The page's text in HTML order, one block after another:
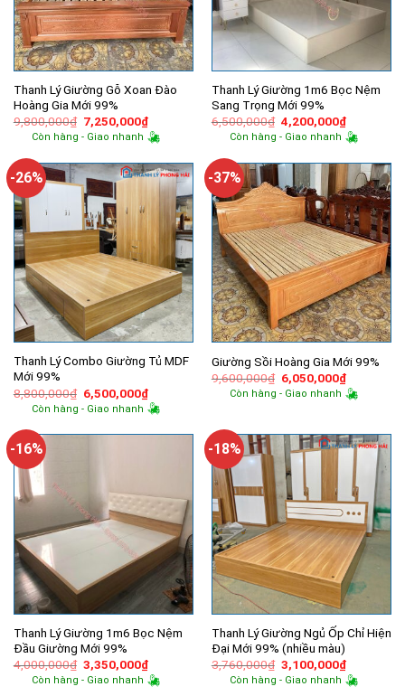
Thanh Lý Giường Gỗ Xoan Đào
Hoàng Gia Mới 99%
9,800,000₫ Giá
gốc
là:
7,250,000₫Giá
hiện
tại
7,250,000₫.
Còn hàng - Giao nhanh
Thanh Lý Giường 1m6 Bọc Nệm
Sang Trọng Mới 99%
6,500,000₫ Giá
gốc
là:
4,200,000₫Giá
hiện
tại
Còn hàng - Giao nhanh
-26%
Thanh Lý Combo Giường Tủ MDF
Mới 99%
8,800,000₫ Giá
gốc
là:
6,500,000₫Giá
hiện
tại
6,500,000₫.
Còn hàng - Giao nhanh
-37%
Giường Sồi Hoàng Gia Mới 99%
9,600,000₫ Giá
gốc
là:
6,050,000₫Giá
hiện
tại
Còn hàng - Giao nhanh
-16%
Thanh Lý Giường 1m6 Bọc Nệm
Đầu Giường Mới 99%
4,000,000₫ Giá
gốc
là:
3,350,000₫Giá
hiện
tại
Còn hàng - Giao nhanh
-18%
Thanh Lý Giường Ngủ Ốp Chỉ Hiện
Đại Mới 99% (nhiều màu)
3,760,000₫ Giá
gốc
là:
3,100,000₫Giá
hiện
tại
Còn hàng - Giao nhanh